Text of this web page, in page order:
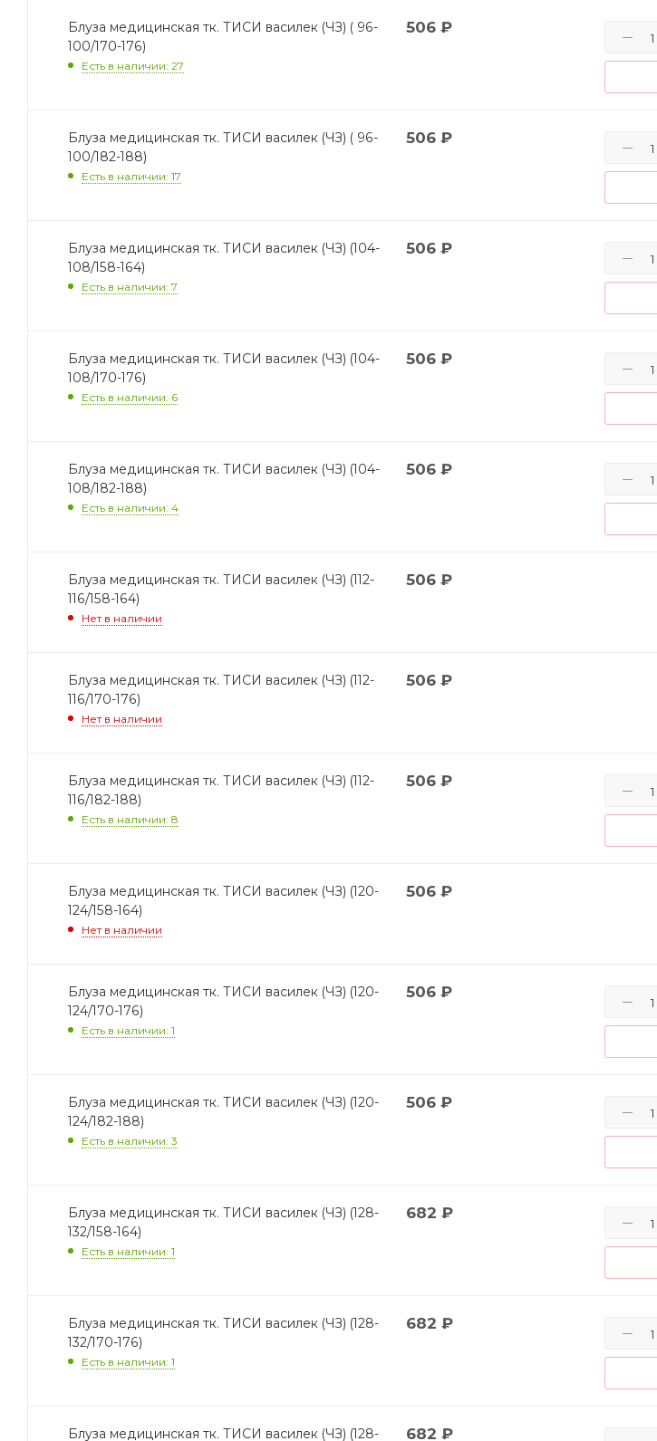
Блуза медицинская тк. ТИСИ василек (ЧЗ) ( 96-
100/170-176)
Есть в наличии: 27
506₽
Блуза медицинская тк. ТИСИ василек (ЧЗ) ( 96-
100/182-188)
Есть в наличии: 17
506₽
Блуза медицинская тк. ТИСИ василек (ЧЗ) (104-
108/158-164)
Есть в наличии: 7
506₽
Блуза медицинская тк. ТИСИ василек (ЧЗ) (104-
108/170-176)
Есть в наличии: 6
506₽
Блуза медицинская тк. ТИСИ василек (ЧЗ) (104-
108/182-188)
Есть в наличии: 4
506₽
Блуза медицинская тк. ТИСИ василек (ЧЗ) (112-
116/158-164)
Нет в наличии
506₽
Блуза медицинская тк. ТИСИ василек (ЧЗ) (112-
116/170-176)
Нет в наличии
506₽
Блуза медицинская тк. ТИСИ василек (ЧЗ) (112-
116/182-188)
Есть в наличии: 8
506₽
Блуза медицинская тк. ТИСИ василек (ЧЗ) (120-
124/158-164)
Нет в наличии
506₽
Блуза медицинская тк. ТИСИ василек (ЧЗ) (120-
124/170-176)
Есть в наличии: 1
506₽
Блуза медицинская тк. ТИСИ василек (ЧЗ) (120-
124/182-188)
Есть в наличии: 3
506₽
Блуза медицинская тк. ТИСИ василек (ЧЗ) (128-
132/158-164)
Есть в наличии: 1
682 ₽
Блуза медицинская тк. ТИСИ василек (ЧЗ) (128-
132/170-176)
Есть в наличии: 1
682 ₽
Блуза медицинская тк. ТИСИ василек (ЧЗ) (128- 682 ₽